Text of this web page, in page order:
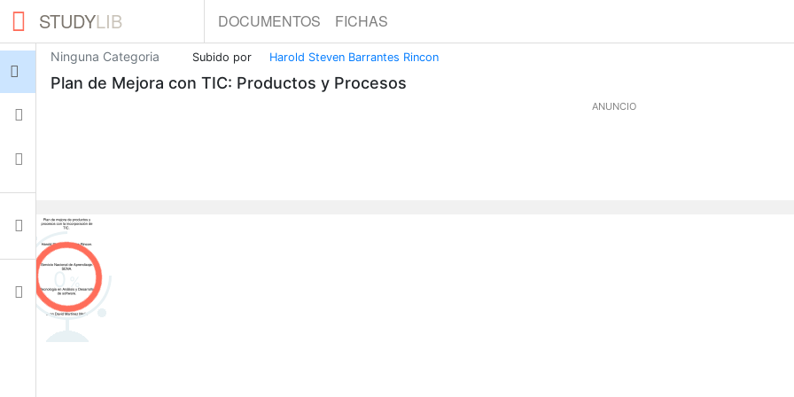
STUDYLIB DOCUMENTOS FICHAS
Documentos
Ajustes
Ninguna Categoria Subido por Harold Steven Barrantes Rincon
Plan de Mejora con TIC: Productos y Procesos
ANUNCIO
0